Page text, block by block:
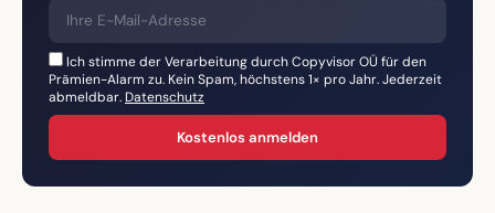
Ich stimme der Verarbeitung durch Copyvisor OÜ für den
Prämien-Alarm zu. Kein Spam, höchstens 1× pro Jahr. Jederzeit
abmeldbar. Datenschutz
Kostenlos anmelden